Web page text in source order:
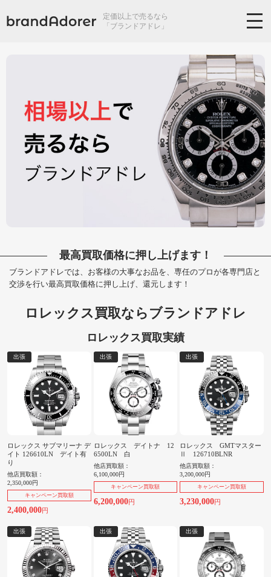
定価以上で売るなら
「ブランドアドレ」
最高買取価格に押し上げます！
ブランドアドレでは、お客様の大事なお品を、専任のプロが各専門店と
交渉を行い最高買取価格に押し上げ、還元します！
ロレックス買取ならブランドアドレ
ロレックス買取実績
出張
ロレックス サブマリーナ デ
イト 126610LN デイト有
り
他店買取額：
2,350,000円
キャンペーン買取額
2,400,000円
出張
ロレックス デイトナ 12
6500LN 白
他店買取額：
6,100,000円
キャンペーン買取額
6,200,000円
出張
ロレックス GMTマスター
Ⅱ 126710BLNR
他店買取額：
3,200,000円
キャンペーン買取額
3,230,000円
出張 出張 出張